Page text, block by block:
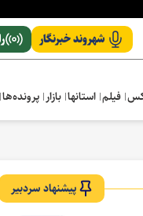
شهروند خبرنگار
فیلم استانها بازار پرونده‌ها
پیشنهاد سردبیر